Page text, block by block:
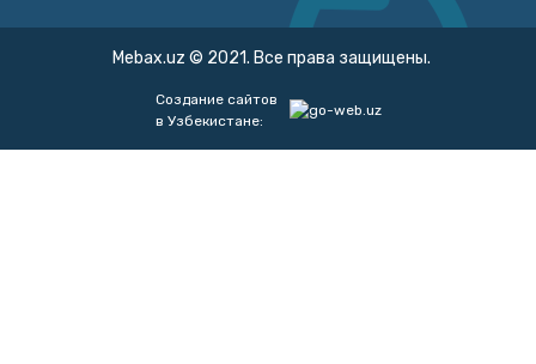
Mebax.uz © 2021. Все права защищены.
Создание сайтов
в Узбекистане: